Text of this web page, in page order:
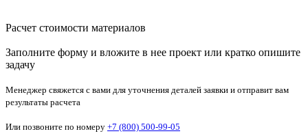
Расчет стоимости материалов
Заполните форму и вложите в нее проект или кратко опишите
задачу
Менеджер свяжется с вами для уточнения деталей заявки и отправит вам
результаты расчета
Или позвоните по номеру +7 (800) 500-99-05